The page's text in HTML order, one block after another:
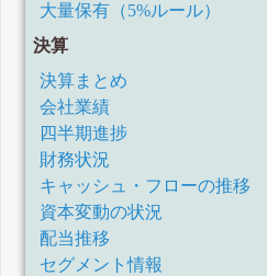
大量保有（5%ルール）
決算
決算まとめ
会社業績
四半期進捗
財務状況
キャッシュ・フローの推移
資本変動の状況
配当推移
セグメント情報